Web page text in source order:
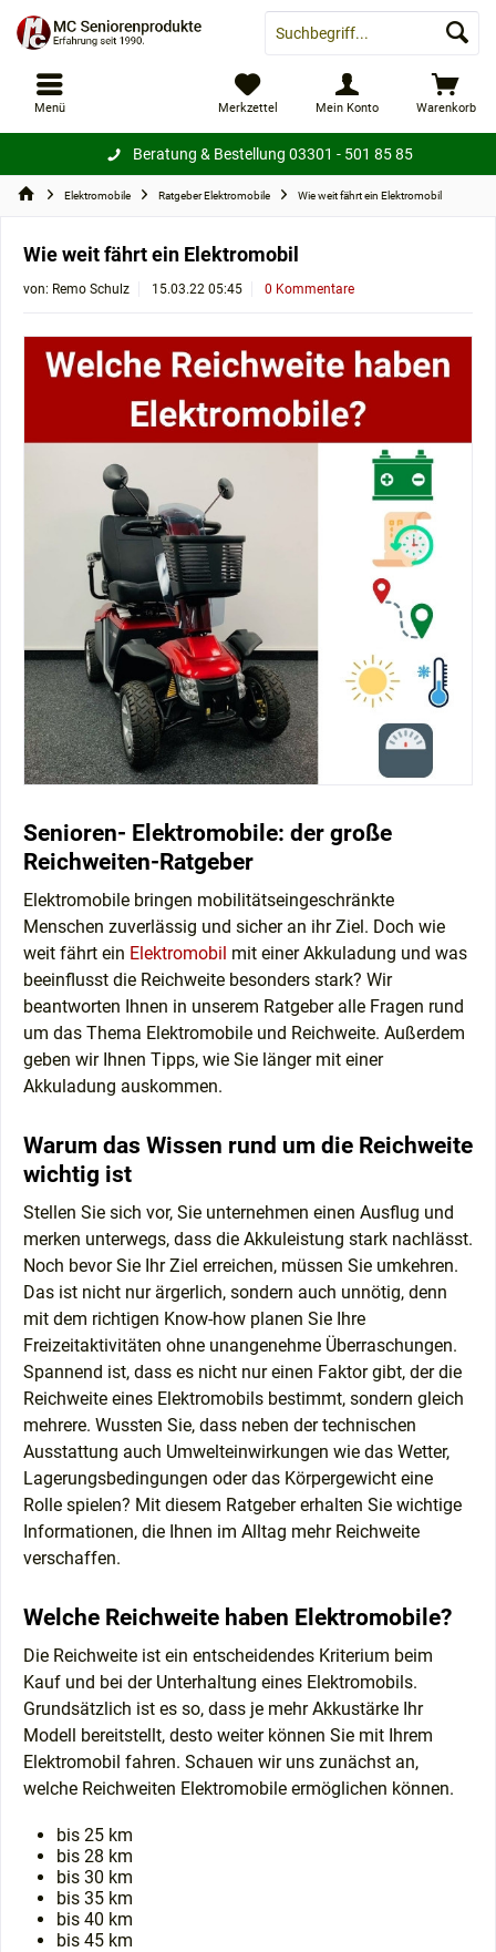
Beratung & Bestellung 03301 - 501 85 85
Warenkorb
Merkzettel Mein Konto
Menü
Elektromobile Ratgeber Elektromobile Wie weit fährt ein Elektromobil
Wie weit fährt ein Elektromobil
von: Remo Schulz 15.03.22 05:45 0 Kommentare
Senioren- Elektromobile: der große
Reichweiten-Ratgeber
Elektromobile bringen mobilitätseingeschränkte
Menschen zuverlässig und sicher an ihr Ziel. Doch wie
weit fährt ein Elektromobil mit einer Akkuladung und was
beeinflusst die Reichweite besonders stark? Wir
beantworten Ihnen in unserem Ratgeber alle Fragen rund
um das Thema Elektromobile und Reichweite. Außerdem
geben wir Ihnen Tipps, wie Sie länger mit einer
Akkuladung auskommen.
Warum das Wissen rund um die Reichweite
wichtig ist
Stellen Sie sich vor, Sie unternehmen einen Ausflug und
merken unterwegs, dass die Akkuleistung stark nachlässt.
Noch bevor Sie Ihr Ziel erreichen, müssen Sie umkehren.
Das ist nicht nur ärgerlich, sondern auch unnötig, denn
mit dem richtigen Know-how planen Sie Ihre
Freizeitaktivitäten ohne unangenehme Überraschungen.
Spannend ist, dass es nicht nur einen Faktor gibt, der die
Reichweite eines Elektromobils bestimmt, sondern gleich
mehrere. Wussten Sie, dass neben der technischen
Ausstattung auch Umwelteinwirkungen wie das Wetter,
Lagerungsbedingungen oder das Körpergewicht eine
Rolle spielen? Mit diesem Ratgeber erhalten Sie wichtige
Informationen, die Ihnen im Alltag mehr Reichweite
verschaffen.
Welche Reichweite haben Elektromobile?
Die Reichweite ist ein entscheidendes Kriterium beim
Kauf und bei der Unterhaltung eines Elektromobils.
Grundsätzlich ist es so, dass je mehr Akkustärke Ihr
Modell bereitstellt, desto weiter können Sie mit Ihrem
Elektromobil fahren. Schauen wir uns zunächst an,
welche Reichweiten Elektromobile ermöglichen können.
bis 25 km
bis 28 km
bis 30 km
bis 35 km
bis 40 km
bis 45 km